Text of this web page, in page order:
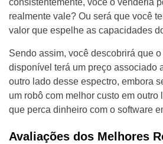
consistentemente, você o venderia
realmente vale? Ou será que você
valor que espelhe as capacidades
Sendo assim, você descobrirá que
disponível terá um preço associado
outro lado desse espectro, embora
um robô com melhor custo em outro
que perca dinheiro com o software
Avaliações dos Melhores